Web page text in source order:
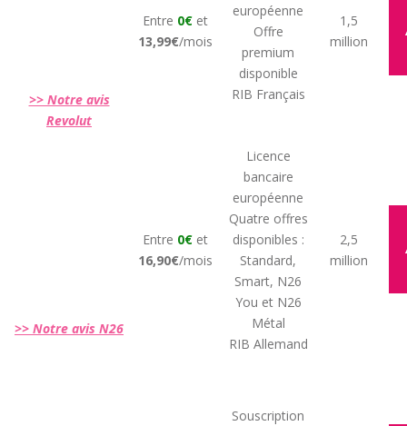
>> Notre avis
Revolut
Entre 0€ et
13,99€/mois
européenne
Offre
premium
disponible
RIB Français
1,5
million
>> Notre avis N26
Entre 0€ et
16,90€/mois
Licence
bancaire
européenne
Quatre offres
disponibles :
Standard,
Smart, N26
You et N26
Métal
RIB Allemand
2,5
million
Souscription